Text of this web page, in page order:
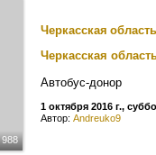
988
Черкасская область
Черкасская
Автобус-донор
1 октября 2016 г.,
Автор: Andreuko9